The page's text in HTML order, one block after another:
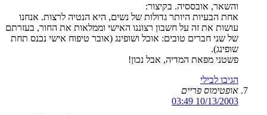
והשאר, אובססיה. בקיצור:
אחת הבעיות היותר גדולות של נשים, היא הנטיה לרצות. אנחנו
עושות את זה על חשבון רצוננו האישי וממלאות את החור, בעזרתם
של שני חברים טובים: אוכל ושופינג (אובר טיפוח אישי נכנס תחת
שופינג).
פשטני מפאת המדיה, אבל נכון!
הגיבו לבילי
אופטימוס פריים
10/13/2003 03:49